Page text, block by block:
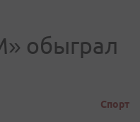
обыграл
Спорт